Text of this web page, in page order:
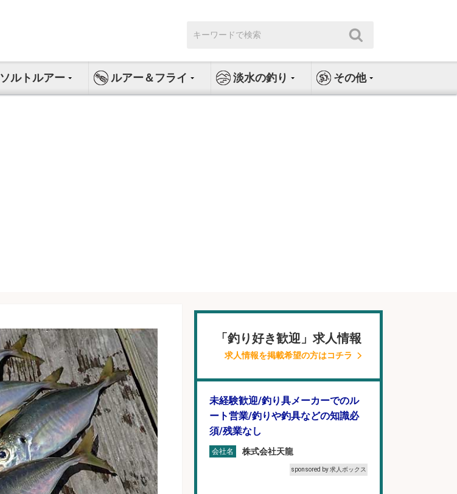
索:
ソルトルアー ルアー＆フライ 淡水の釣り その他
「釣り好き歓迎」求人情報
求人情報を掲載希望の方はコチラ
未経験歓迎/釣り具メーカーでのル
ート営業/釣りや釣具などの知識必
須/残業なし
会社名 株式会社天龍
sponsored by 求人ボックス